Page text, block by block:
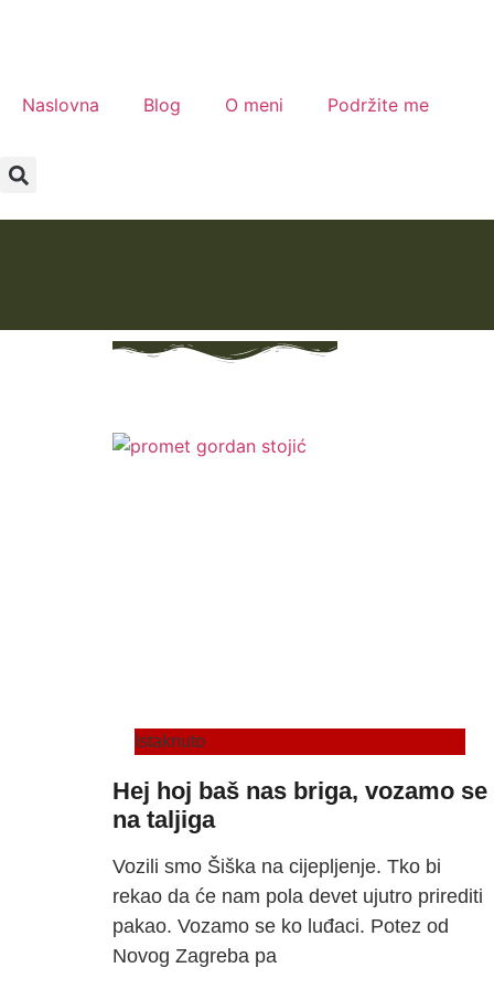
Naslovna Blog O meni Podržite me
Istaknuto
Hej hoj baš nas briga, vozamo se
na taljiga
Vozili smo Šiška na cijepljenje. Tko bi
rekao da će nam pola devet ujutro prirediti
pakao. Vozamo se ko luđaci. Potez od
Novog Zagreba pa